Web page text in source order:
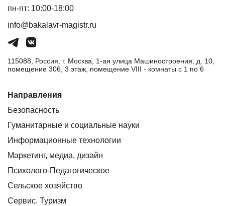
пн-пт: 10:00-18:00
info@bakalavr-magistr.ru
115088, Россия, г. Москва, 1-ая улица Машиностроения, д. 10,
помещение 306, 3 этаж, помещение VIII - комнаты с 1 по 6
Направления
Безопасность
Гуманитарные и социальные науки
Информационные технологии
Маркетинг, медиа, дизайн
Психолого-Педагогическое
Сельское хозяйство
Сервис. Туризм